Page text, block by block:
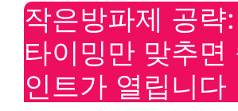
작은방파제 공략
타이밍만 맞추면
인트가 열립니다